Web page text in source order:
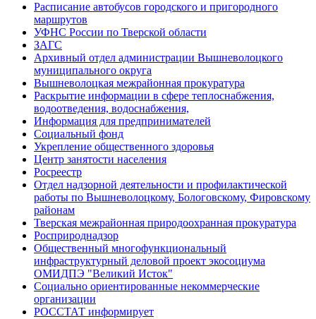
Расписание автобусов городского и пригородного
маршрутов
УФНС России по Тверской области
ЗАГС
Архивный отдел администрации Вышневолоцкого
муниципального округа
Вышневолоцкая межрайонная прокуратура
Раскрытие информации в сфере теплоснабжения,
водоотведения, водоснабжения,
Информация для предпринимателей
Социальный фонд
Укрепление общественного здоровья
Центр занятости населения
Росреестр
Отдел надзорной деятельности и профилактической
работы по Вышневолоцкому, Бологовскому, Фировскому
районам
Тверская межрайонная природоохранная прокуратура
Росприроднадзор
Общественный многофункциональный
инфраструктурный деловой проект экосоциума
ОМИДПЭ "Великий Исток"
Социально ориентированные некоммерческие
организации
РОССТАТ информирует